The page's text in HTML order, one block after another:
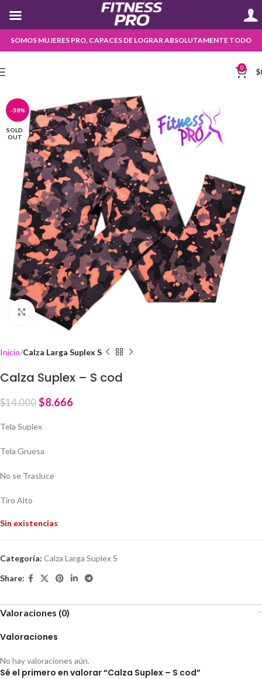
SOMOS MUJERES PRO, CAPACES DE LOGRAR ABSOLUTAMENTE TODO
0 $
-38%
SOLD
OUT
Click to enlarge
Inicio Calza Larga Suplex S
Calza Suplex – S cod
$14.000 $8.666
Tela Suplex
Tela Gruesa
No se Trasluce
Tiro Alto
Sin existencias
Categoría: Calza Larga Suplex S
Share:
Valoraciones (0)
Valoraciones
No hay valoraciones aún.
Sé el primero en valorar “Calza Suplex – S cod”